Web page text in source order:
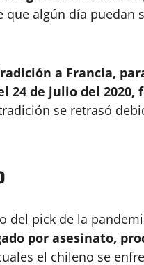
que algún día puedan
a Francia,
24 de julio del
se retrasó
del pick de la
por asesinato,
el chileno se